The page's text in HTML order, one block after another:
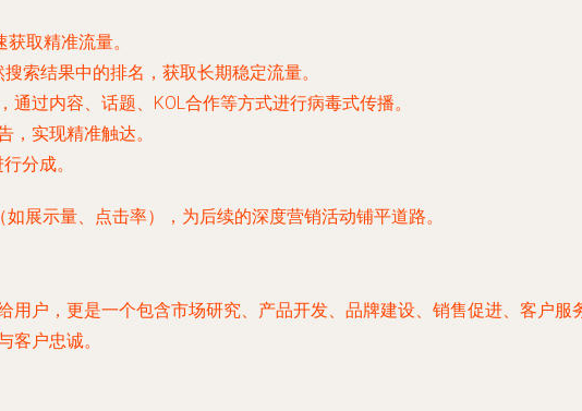
取精准流量。
索结果中的排名，获取长期稳定流量。
通过内容、话题、KOL合作等方式进行病毒式传播。
，实现精准触达。
分成。
展示量、点击率），为后续的深度营销活动铺平道路。
用户，更是一个包含市场研究、产品开发、品牌建设、销售促进、客户
客户忠诚。